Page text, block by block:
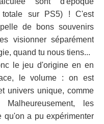
totale sur PS5) ! C'est
de bons souvenirs
visionner séparément
quand tu nous tiens...
le jeu d'origine en en
le volume : on est
univers unique, comme
les
qu'on a pu expérimenter